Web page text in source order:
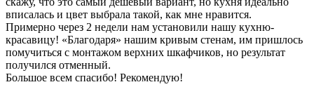
вписалась и цвет выбрала такой, как мне нравится.
Примерно через 2 недели нам установили нашу кухню-
красавицу! «Благодаря» нашим кривым стенам, им пришлось
помучиться с монтажом верхних шкафчиков, но результат
получился отменный.
Большое всем спасибо! Рекомендую!